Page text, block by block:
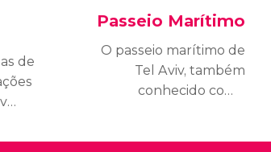
de
Passeio Marítimo
O passeio marítimo de
Tel Aviv, também
conhecido como